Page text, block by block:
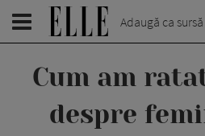
Adaugă ca sursă
Cum am
despre